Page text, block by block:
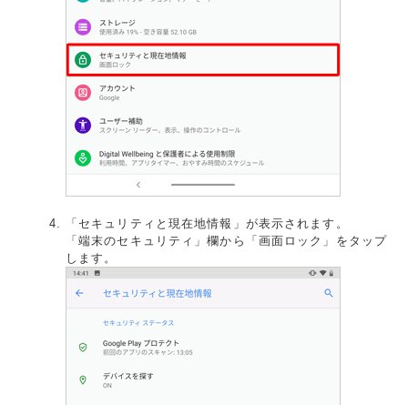
「セキュリティと現在地情報」が表示されます。
「端末のセキュリティ」欄から「画面ロック」をタップ
します。